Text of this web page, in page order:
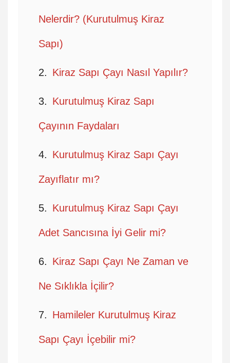
Nelerdir? (Kurutulmuş Kiraz
Sapı)
Kiraz Sapı Çayı Nasıl Yapılır?
Kurutulmuş Kiraz Sapı
Çayının Faydaları
Kurutulmuş Kiraz Sapı Çayı
Zayıflatır mı?
Kurutulmuş Kiraz Sapı Çayı
Adet Sancısına İyi Gelir mi?
Kiraz Sapı Çayı Ne Zaman ve
Ne Sıklıkla İçilir?
Hamileler Kurutulmuş Kiraz
Sapı Çayı İçebilir mi?